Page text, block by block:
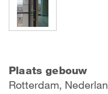
Plaats gebouw
Rotterdam,